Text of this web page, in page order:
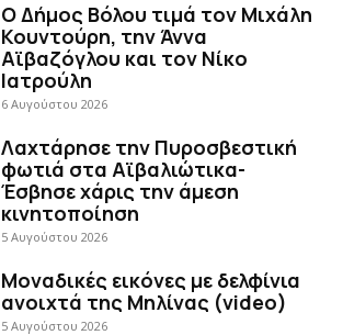
Ο Δήμος Βόλου τιμά τον Μιχάλη
Κουντούρη, την Άννα
Αϊβαζόγλου και τον Νίκο
Ιατρούλη
6 Αυγούστου 2026
Λαχτάρησε την Πυροσβεστική
φωτιά στα Αϊβαλιώτικα-
Έσβησε χάρις την άμεση
κινητοποίηση
5 Αυγούστου 2026
Μοναδικές εικόνες με δελφίνια
ανοιχτά της Μηλίνας (video)
5 Αυγούστου 2026